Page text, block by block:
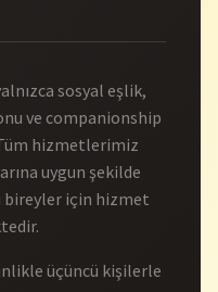
sosyal eşlik,
ve companionship
hizmetlerimiz
uygun şekilde
bireyler için hizmet
üçüncü kişilerle